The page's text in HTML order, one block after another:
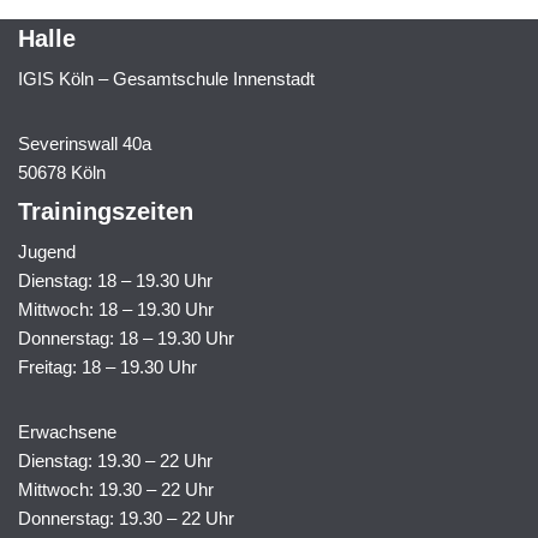
Halle
IGIS Köln – Gesamtschule Innenstadt
Severinswall 40a
50678 Köln
Trainingszeiten
Jugend
Dienstag: 18 – 19.30 Uhr
Mittwoch: 18 – 19.30 Uhr
Donnerstag: 18 – 19.30 Uhr
Freitag: 18 – 19.30 Uhr
Erwachsene
Dienstag: 19.30 – 22 Uhr
Mittwoch: 19.30 – 22 Uhr
Donnerstag: 19.30 – 22 Uhr